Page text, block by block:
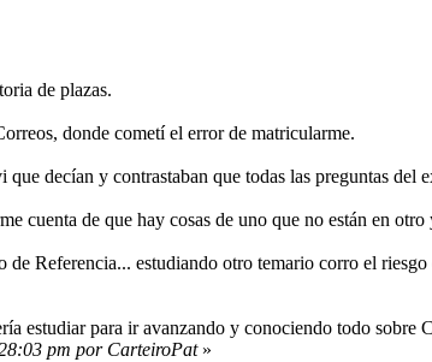
de plazas.
donde cometí el error de matricularme.
decían y contrastaban que todas las preguntas del
cuenta de que hay cosas de uno que no están en otro
de Referencia... estudiando otro temario corro el
estudiar para ir avanzando y conociendo todo sobre
pm por CarteiroPat»